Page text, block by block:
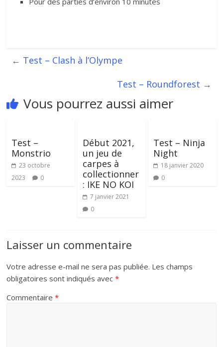
← Test – Clash à l’Olympe
Test – Roundforest →
Vous pourrez aussi aimer
Test –
Monstrio
23 octobre
2023
0
Début 2021,
un jeu de
carpes à
collectionner
: IKE NO KOI
7 janvier 2021
0
Test – Ninja
Night
18 janvier 2020
0
Laisser un commentaire
Votre adresse e-mail ne sera pas publiée. Les champs
obligatoires sont indiqués avec*
Commentaire*